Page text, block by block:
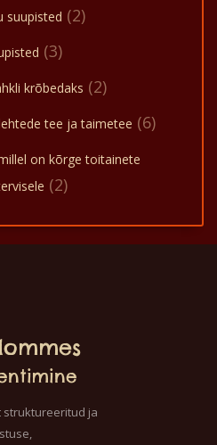
suupisted (2)
(3)
krõbedaks (2)
tee ja taimetee (6)
on kõrge toitainete
(2)
struktureeritud ja